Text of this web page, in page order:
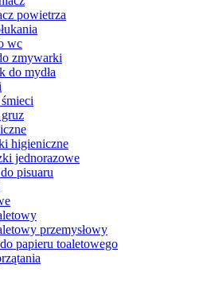
powietrza
wc
zmywarki
do mydła
higieniczne
jednorazowe
pisuaru
przemysłowy
papieru toaletowego